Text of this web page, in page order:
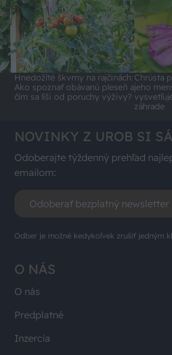
Hnedožlté škvrny na rajčinách:
Ako spoznať obávanú pleseň a
čím sa líši od poruchy výživy?
Chrústa
jeho
záhrade
O NÁS
O nás
Predplatné
Inzercia
NOVINKY Z UROB SI
Odoberajte týždenný prehľad
emailom:
Odoberať bezplatný newsletter
Odber je možné kedykoľvek zrušiť jedným